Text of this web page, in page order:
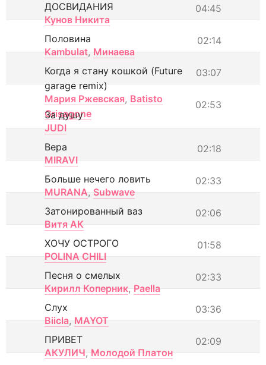
04:45
ДОСВИДАНИЯ
Кунов Никита
02:14
Половина
Kambulat, Минаева
03:07
Когда я стану кошкой (Future
garage remix)
Мария Ржевская, Batisto
Grisagone
02:53
За душу
JUDI
02:18
Вера
MIRAVI
02:33
Больше нечего ловить
MURANA, Subwave
02:06
Затонированный ваз
Витя АК
01:58
ХОЧУ ОСТРОГО
POLINA CHILI
02:33
Песня о смелых
Кирилл Коперник, Paella
03:36
Слух
Biicla, MAYOT
02:09
ПРИВЕТ
АКУЛИЧ, Молодой Платон